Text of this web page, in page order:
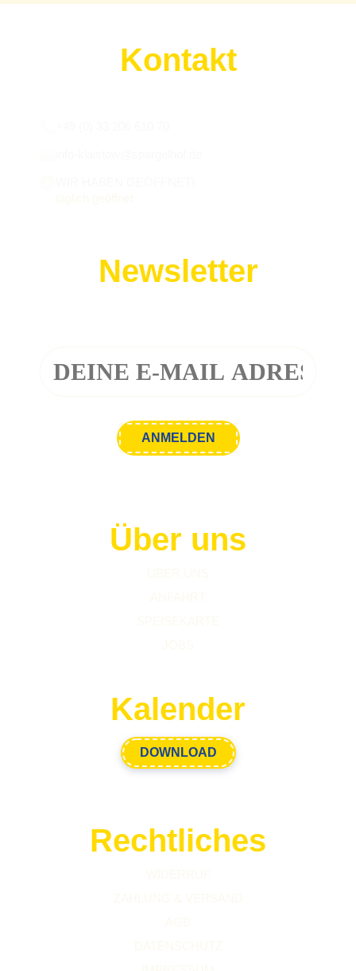
Kontakt
Newsletter
Über uns
Kalender
DOWNLOAD
Rechtliches